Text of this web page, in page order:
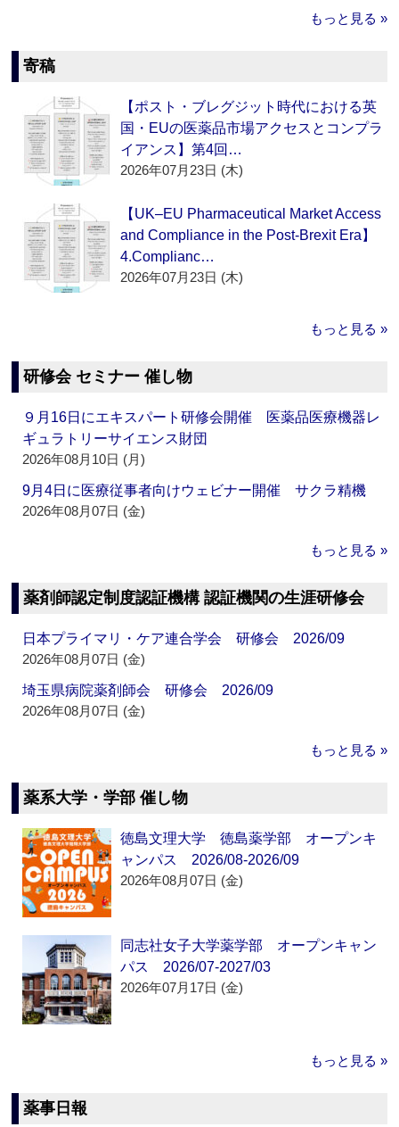
もっと見る »
寄稿
【ポスト・ブレグジット時代における英
国・EUの医薬品市場アクセスとコンプラ
イアンス】第4回…
2026年07月23日 (木)
【UK–EU Pharmaceutical Market Access
and Compliance in the Post-Brexit Era】
4.Complianc…
2026年07月23日 (木)
もっと見る »
研修会 セミナー 催し物
９月16日にエキスパート研修会開催 医薬品医療機器レ
ギュラトリーサイエンス財団
2026年08月10日 (月)
9月4日に医療従事者向けウェビナー開催 サクラ精機
2026年08月07日 (金)
もっと見る »
薬剤師認定制度認証機構 認証機関の生涯研修会
日本プライマリ・ケア連合学会 研修会 2026/09
2026年08月07日 (金)
埼玉県病院薬剤師会 研修会 2026/09
2026年08月07日 (金)
もっと見る »
薬系大学・学部 催し物
徳島文理大学 徳島薬学部 オープンキ
ャンパス 2026/08-2026/09
2026年08月07日 (金)
同志社女子大学薬学部 オープンキャン
パス 2026/07-2027/03
2026年07月17日 (金)
もっと見る »
薬事日報